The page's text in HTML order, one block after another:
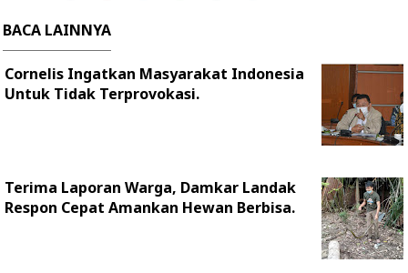
BACA LAINNYA
Cornelis Ingatkan Masyarakat Indonesia
Untuk Tidak Terprovokasi.
Terima Laporan Warga, Damkar Landak
Respon Cepat Amankan Hewan Berbisa.